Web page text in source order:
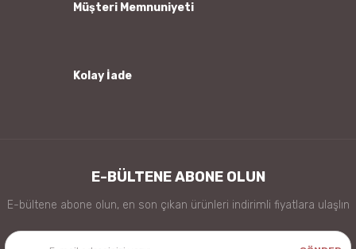
Müşteri Memnuniyeti
Kolay İade
E-BÜLTENE ABONE OLUN
E-bültene abone olun, en son çıkan ürünleri indirimli fiyatlara ulaşlın